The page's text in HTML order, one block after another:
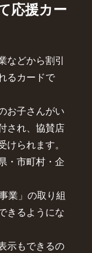
応援カー
などから割引
るカードで
お子さんがい
され、協賛店
られます。
・市町村・企
業」の取り組
きるようにな
示もできるの